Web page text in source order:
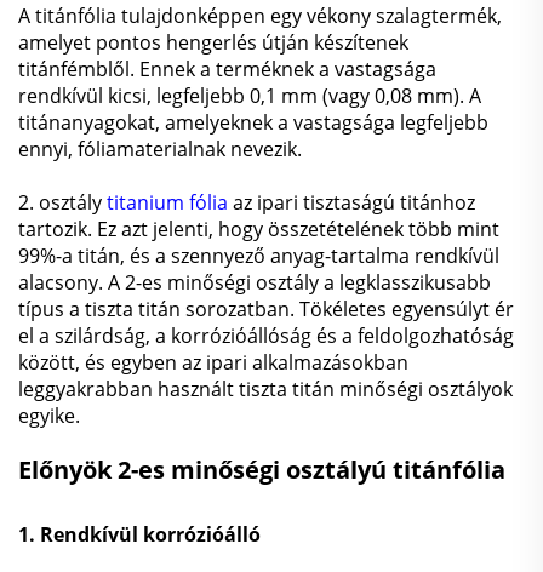
A titánfólia tulajdonképpen egy vékony szalagtermék,
amelyet pontos hengerlés útján készítenek
titánfémblől. Ennek a terméknek a vastagsága
rendkívül kicsi, legfeljebb 0,1 mm (vagy 0,08 mm). A
titánanyagokat, amelyeknek a vastagsága legfeljebb
ennyi, fóliamaterialnak nevezik.
2. osztálytitanium fólia az ipari tisztaságú titánhoz
tartozik. Ez azt jelenti, hogy összetételének több mint
99%-a titán, és a szennyező anyag-tartalma rendkívül
alacsony. A 2-es minőségi osztály a legklasszikusabb
típus a tiszta titán sorozatban. Tökéletes egyensúlyt ér
el a szilárdság, a korrózióállóság és a feldolgozhatóság
között, és egyben az ipari alkalmazásokban
leggyakrabban használt tiszta titán minőségi osztályok
egyike.
Előnyök2-es minőségi osztályú titánfólia
1. Rendkívül korrózióálló